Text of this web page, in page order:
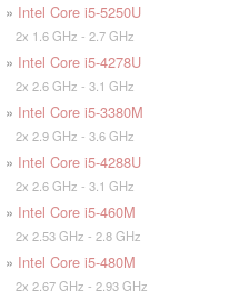
» Intel Core i5-5250U
2x 1.6 GHz - 2.7 GHz
» Intel Core i5-4278U
2x 2.6 GHz - 3.1 GHz
» Intel Core i5-3380M
2x 2.9 GHz - 3.6 GHz
» Intel Core i5-4288U
2x 2.6 GHz - 3.1 GHz
» Intel Core i5-460M
2x 2.53 GHz - 2.8 GHz
» Intel Core i5-480M
2x 2.67 GHz - 2.93 GHz